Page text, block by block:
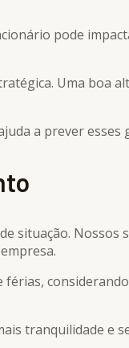
pode
Uma boa
a prever
situação. Nossos
tranquilidade e